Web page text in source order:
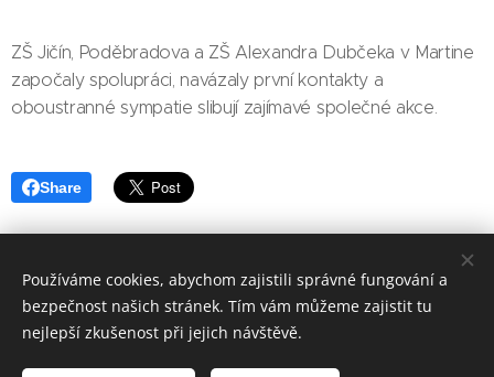
ZŠ Jičín, Poděbradova a ZŠ Alexandra Dubčeka v Martine
započaly spolupráci, navázaly první kontakty a
oboustranné sympatie slibují zajímavé společné akce.
Share
Základní škola, Jičín, Poděbradova 18
Všechna práva vyhrazena.
Používáme cookies, abychom zajistili správné fungování a
bezpečnost našich stránek. Tím vám můžeme zajistit tu
nejlepší zkušenost při jejich návštěvě.